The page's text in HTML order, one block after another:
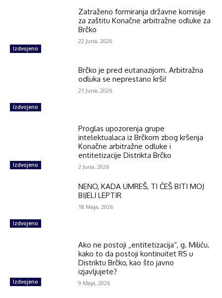
Izdvojeno
Zatraženo formiranja državne komisije
za zaštitu Konačne arbitražne odluke za
Brčko
22 Juna, 2026
Izdvojeno
Brčko je pred eutanazijom. Arbitražna
odluka se neprestano krši!
21 Juna, 2026
Izdvojeno
Proglas upozorenja grupe
intelektualaca iz Brčkom zbog kršenja
Konačne arbitražne odluke i
entitetizacije Distrikta Brčko
2 Juna, 2026
Izdvojeno
NENO, KADA UMREŠ, TI ĆEŠ BITI MOJ
BIJELI LEPTIR
18 Maja, 2026
Izdvojeno
Ako ne postoji „entitetizacija“, g. Miliću,
kako to da postoji kontinuitet RS u
Distriktu Brčko, kao što javno
izjavljujete?
9 Maja, 2026